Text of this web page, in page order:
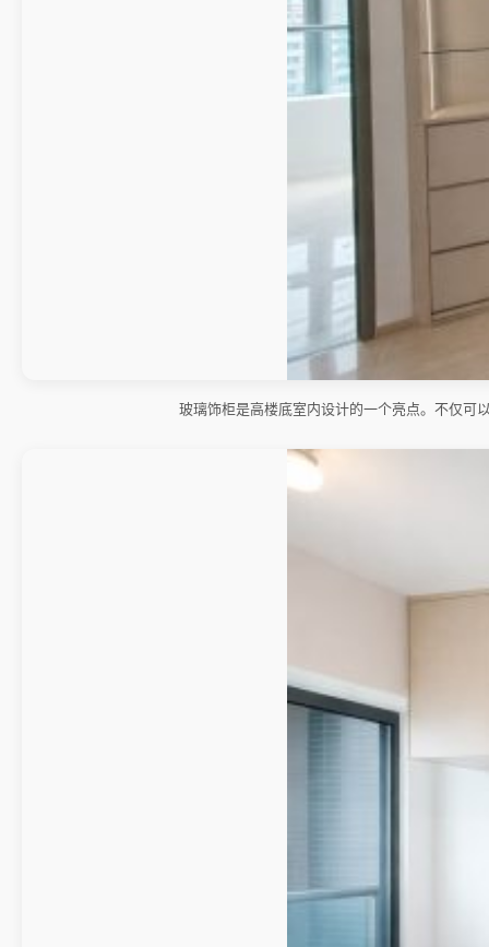
玻璃饰柜是高楼底室内设计的一个亮点。不仅可